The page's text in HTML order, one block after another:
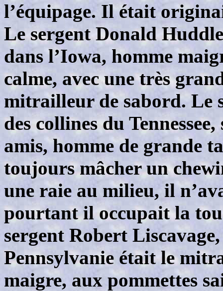
l’équipage. Il était
Le sergent Donald
dans l’Iowa, homme
calme, avec une très
mitrailleur de sabord. Le
des collines du
amis, homme de grande
toujours mâcher un
une raie au milieu, il
pourtant il occupait la
sergent Robert
Pennsylvanie était le
maigre, aux pommettes